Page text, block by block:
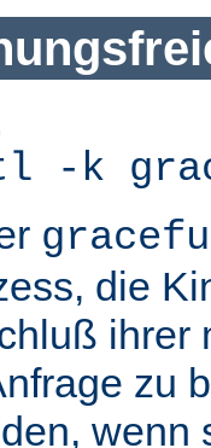
-k
die
ihrer
zu
wenn